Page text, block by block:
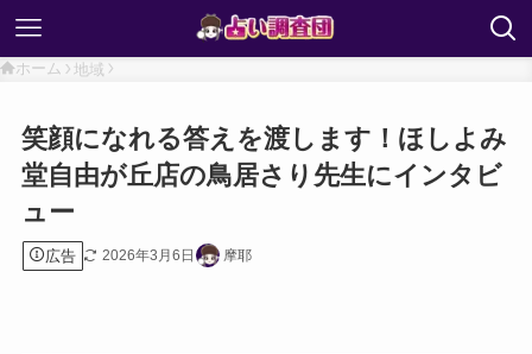
ホーム 地域
笑顔になれる答えを渡します！ほしよみ
堂自由が丘店の鳥居さり先生にインタビ
ュー
広告 2026年3月6日 摩耶